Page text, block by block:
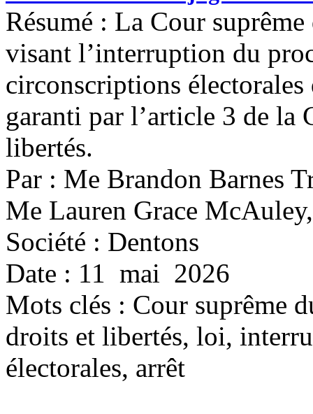
Résumé : La Cour
visant l’interruption du
circonscriptions
garanti par l’article 3 de la
libertés.
Par : Me Brandon Barnes
Me Lauren Grace
Société : Dentons
Date : 11 mai 2026
Mots clés : Cour suprême
droits et libertés, loi,
électorales, arrêt